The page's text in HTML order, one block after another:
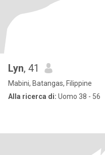
Lyn, 41
Mabini, Batangas, Filippine
Alla ricerca di: Uomo 38 - 56